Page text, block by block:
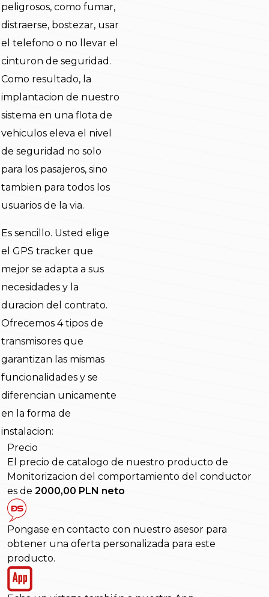
peligrosos, como fumar,
distraerse, bostezar, usar
el telefono o no llevar el
cinturon de seguridad.
Como resultado, la
implantacion de nuestro
sistema en una flota de
vehiculos eleva el nivel
de seguridad no solo
para los pasajeros, sino
tambien para todos los
usuarios de la via.
Es sencillo. Usted elige
el GPS tracker que
mejor se adapta a sus
necesidades y la
duracion del contrato.
Ofrecemos 4 tipos de
transmisores que
garantizan las mismas
funcionalidades y se
diferencian unicamente
en la forma de
instalacion:
Precio
El precio de catalogo de nuestro producto de
Monitorizacion del comportamiento del conductor
es de 2000,00 PLN neto
Pongase en contacto con nuestro asesor para
obtener una oferta personalizada para este
producto.